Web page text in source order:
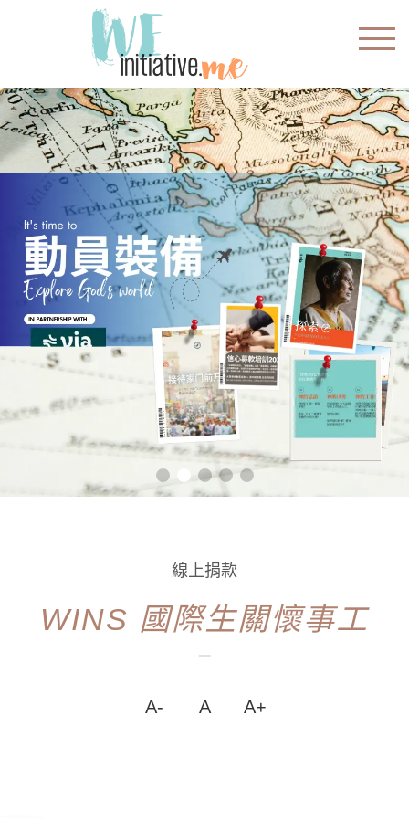
線上捐款
WINS 國際生關懷事工
A- A A+